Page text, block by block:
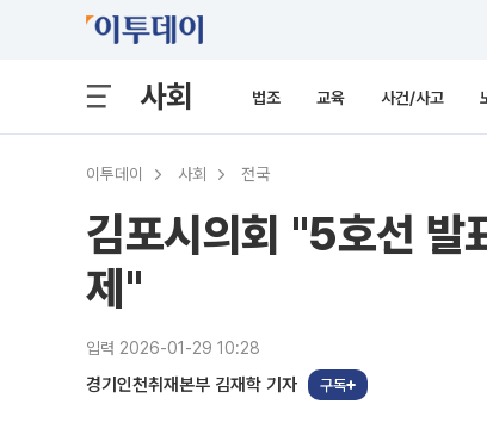
사회 법조 교육 사건/사고
이투데이 사회 전국
김포시의회 "5호선 발
제"
입력 2026-01-29 10:28
경기인천취재본부 김재학 기자 구독